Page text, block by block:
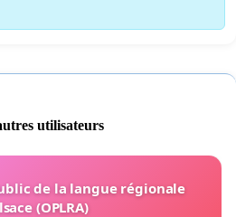
utilisateurs
de la langue régionale
(OPLRA)